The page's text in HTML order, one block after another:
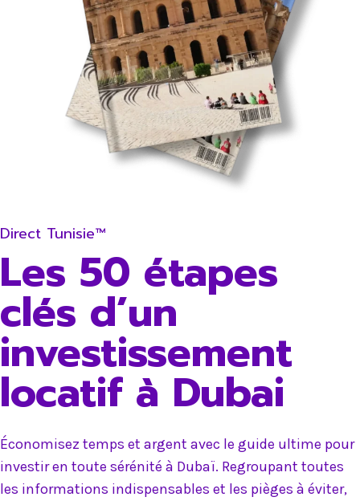
Direct Tunisie™
Les 50 étapes
clés d’un
investissement
locatif à Dubai
Économisez temps et argent avec le guide ultime pour
investir en toute sérénité à Dubaï. Regroupant toutes
les informations indispensables et les pièges à éviter,